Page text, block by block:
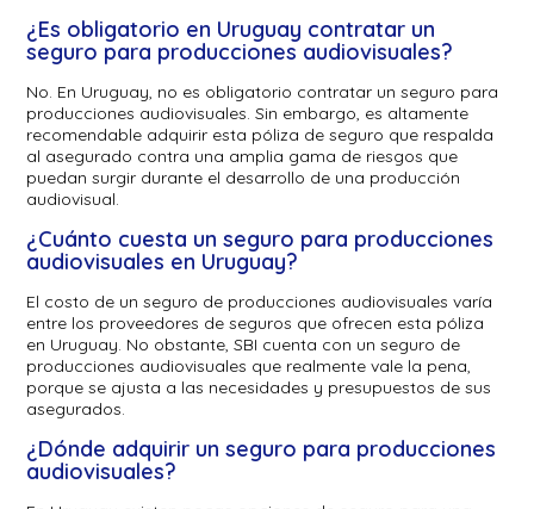
¿Es obligatorio en Uruguay contratar un
seguro para producciones audiovisuales?
No. En Uruguay, no es obligatorio contratar un seguro para
producciones audiovisuales. Sin embargo, es altamente
recomendable adquirir esta póliza de seguro que respalda
al asegurado contra una amplia gama de riesgos que
puedan surgir durante el desarrollo de una producción
audiovisual.
¿Cuánto cuesta un seguro para producciones
audiovisuales en Uruguay?
El costo de un seguro de producciones audiovisuales varía
entre los proveedores de seguros que ofrecen esta póliza
en Uruguay. No obstante, SBI cuenta con un seguro de
producciones audiovisuales que realmente vale la pena,
porque se ajusta a las necesidades y presupuestos de sus
asegurados.
¿Dónde adquirir un seguro para producciones
audiovisuales?